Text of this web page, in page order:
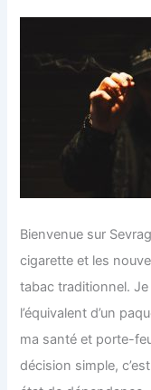
Bienvenue sur
cigarette et les
tabac traditionnel.
l’équivalent d’un
ma santé et porte-
décision simple,